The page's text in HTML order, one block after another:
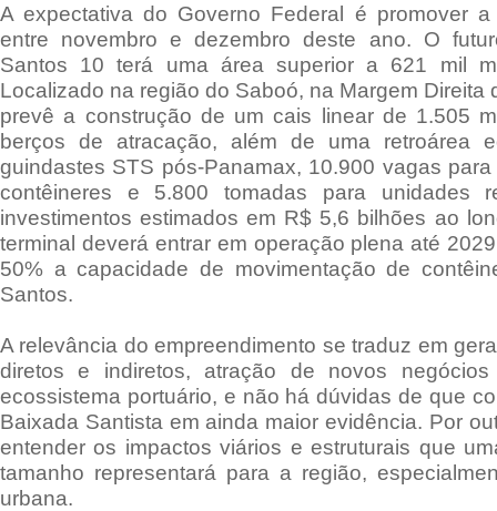
A expectativa do Governo Federal é promover
entre novembro e dezembro deste ano. O
Santos 10 terá uma área superior a 621 mil
Localizado na região do Saboó, na Margem Direita
prevê a construção de um cais linear de 1.505
berços de atracação, além de uma retroárea
guindastes STS pós-Panamax, 10.900 vagas
contêineres e 5.800 tomadas para unidades
investimentos estimados em R$ 5,6 bilhões ao
terminal deverá entrar em operação plena até
50% a capacidade de movimentação de
Santos.
A relevância do empreendimento se traduz em
diretos e indiretos, atração de novos
ecossistema portuário, e não há dúvidas de que
Baixada Santista em ainda maior evidência. Por
entender os impactos viários e estruturais que
tamanho representará para a região,
urbana.